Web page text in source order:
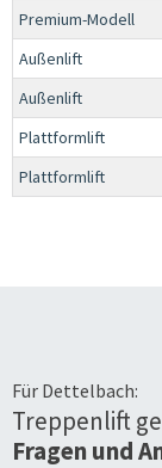
Premium-Modell
Außenlift
Außenlift
Plattformlift
Plattformlift
Für Dettelbach:
Treppenlift
Fragen und